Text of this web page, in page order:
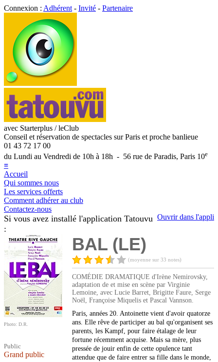
Connexion : Adhérent - Invité - Partenaire
avec Starterplus / leClub
Conseil et réservation de spectacles sur Paris et proche banlieue
01 43 72 17 00
du Lundi au Vendredi de 10h à 18h - 56 rue de Paradis, Paris 10e
≡
Accueil
Qui sommes nous
Les services offerts
Comment adhérer au club
Contactez-nous
Ouvrir dans l'appli
Si vous avez installé l'application Tatouvu
:
Photo: D.R.
Public
Grand public
BAL (LE)
(moyenne sur 33 notes)
COMÉDIE DRAMATIQUE d'Irène Nemirovsky,
adaptation de et mise en scène par Virginie
Lemoine, avec Lucie Barret, Brigitte Faure, Serge
Noël, Françoise Miquelis et Pascal Vannson.
Paris, années 20. Antoinette vient d'avoir quatorze
ans. Elle rêve de participer au bal qu'organisent ses
parents, les Kampf, pour faire étalage de leur
fortune récemment acquise. Mais sa mère, plus
pressée de jouir enfin de cette opulence tant
attendue que de faire entrer sa fille dans le monde,